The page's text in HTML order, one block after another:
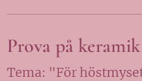
Prova på keramik
Tema: "För